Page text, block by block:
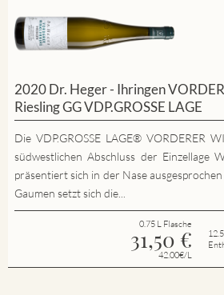
2020 Dr. Heger - Ihringen
Riesling GG VDP.GROSSE LAGE
Die VDP.GROSSE LAGE® VORDERER
südwestlichen Abschluss der Einzellage
präsentiert sich in der Nase
Gaumen setzt sich die...
0.75 L Flasche
31,50 €
42.00€/L